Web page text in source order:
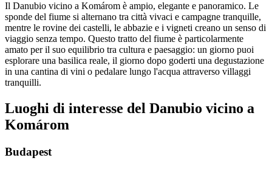
Il Danubio vicino a Komárom è ampio, elegante e panoramico. Le
sponde del fiume si alternano tra città vivaci e campagne tranquille,
mentre le rovine dei castelli, le abbazie e i vigneti creano un senso di
viaggio senza tempo. Questo tratto del fiume è particolarmente
amato per il suo equilibrio tra cultura e paesaggio: un giorno puoi
esplorare una basilica reale, il giorno dopo goderti una degustazione
in una cantina di vini o pedalare lungo l'acqua attraverso villaggi
tranquilli.
Luoghi di interesse del Danubio vicino a
Komárom
Budapest